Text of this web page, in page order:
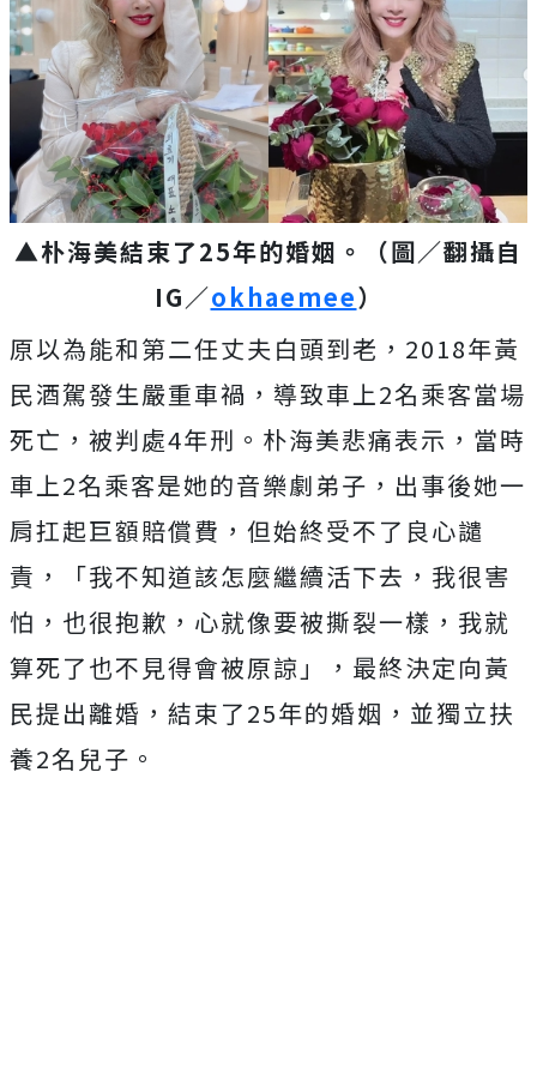
▲朴海美結束了25年的婚姻。（圖／翻攝自
IG／okhaemee）
原以為能和第二任丈夫白頭到老，2018年黃
民酒駕發生嚴重車禍，導致車上2名乘客當場
死亡，被判處4年刑。朴海美悲痛表示，當時
車上2名乘客是她的音樂劇弟子，出事後她一
肩扛起巨額賠償費，但始終受不了良心譴
責，「我不知道該怎麼繼續活下去，我很害
怕，也很抱歉，心就像要被撕裂一樣，我就
算死了也不見得會被原諒」，最終決定向黃
民提出離婚，結束了25年的婚姻，並獨立扶
養2名兒子。